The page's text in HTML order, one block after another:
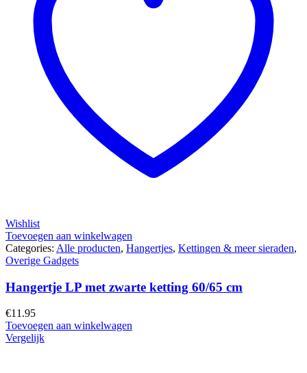
Wishlist
Toevoegen aan winkelwagen
Categories: Alle producten, Hangertjes, Kettingen & meer sieraden,
Overige Gadgets
Hangertje LP met zwarte ketting 60/65 cm
€11.95
Toevoegen aan winkelwagen
Vergelijk